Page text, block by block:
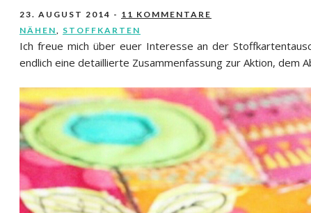
23. AUGUST 2014 - 11 KOMMENTARE
NÄHEN
STOFFKARTEN
Ich freue mich über euer Interesse an der
endlich eine detaillierte Zusammenfassung zur Aktion, dem